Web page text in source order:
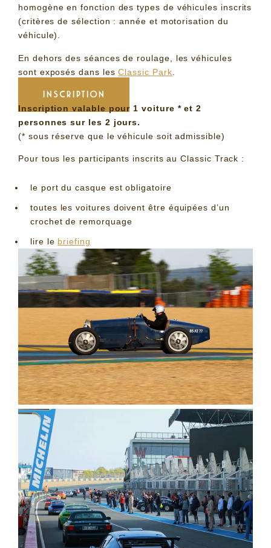
homogène en fonction des types de véhicules inscrits
(critères de sélection : année et motorisation du
véhicule).
En dehors des séances de roulage, les véhicules
sont exposés dans lesClassic Park
INSCRIPTION
Inscription valable pour 1 voiture * et 2
personnes sur les 2 jours.
(* sous réserve que le véhicule soit admissible)
Pour tous les participants inscrits au Classic Track :
le port du casque est obligatoire
toutes les voitures doivent être équipées d’un
crochet de remorquage
lire le briefing